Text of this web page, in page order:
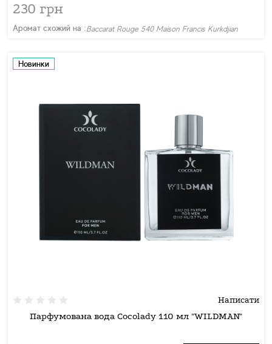
230 грн
Аромат схожий на : Baccarat Rouge 540 Maison Francis Kurkdjian
Новинки
Написати
Парфумована вода Cocolady 110 мл "WILDMAN"